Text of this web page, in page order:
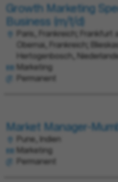
Growth Marketing
Business (m/f/d)
Paris, Frankreich; Frankfurt
Obernai, Frankreich;
Hertogenbosch, Niederlande
Marketing
Permanent
Market Manager-
Pune, Indien
Marketing
Permanent